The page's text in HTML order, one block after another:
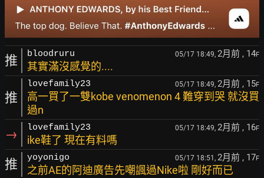
推 bloodruru 05/17 18:49, 2月前 , 14F
其實滿沒感覺的....
推
lovefamily23 05/17 18:49, 2月前 , 15F
高一買了一雙kobe venomenon 4 難穿到哭 就沒買
過n
→ lovefamily23 05/17 18:49, 2月前 , 16F
ike鞋了 現在有料嗎
推 yoyonigo 05/17 18:51, 2月前 , 17F
之前AE的阿迪廣告先嘲諷過Nike啦 剛好而已